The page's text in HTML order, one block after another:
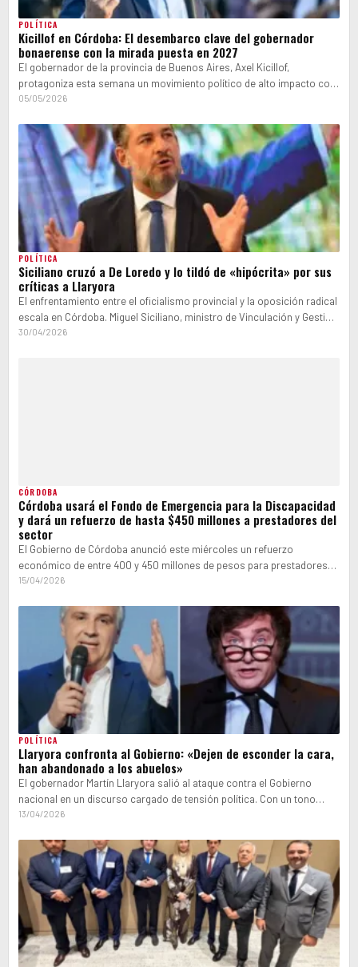
POLÍTICA
Kicillof en Córdoba: El desembarco clave del gobernador
bonaerense con la mirada puesta en 2027
El gobernador de la provincia de Buenos Aires, Axel Kicillof,
protagoniza esta semana un movimiento político de alto impacto con
su llegada…
05/05/2026
POLÍTICA
Siciliano cruzó a De Loredo y lo tildó de «hipócrita» por sus
críticas a Llaryora
El enfrentamiento entre el oficialismo provincial y la oposición radical
escala en Córdoba. Miguel Siciliano, ministro de Vinculación y Gestión
Institucional del…
30/04/2026
CÓRDOBA
Córdoba usará el Fondo de Emergencia para la Discapacidad
y dará un refuerzo de hasta $450 millones a prestadores del
sector
El Gobierno de Córdoba anunció este miércoles un refuerzo
económico de entre 400 y 450 millones de pesos para prestadores
del sector…
15/04/2026
POLÍTICA
Llaryora confronta al Gobierno: «Dejen de esconder la cara,
han abandonado a los abuelos»
El gobernador Martín Llaryora salió al ataque contra el Gobierno
nacional en un discurso cargado de tensión política. Con un tono
encendido…
13/04/2026